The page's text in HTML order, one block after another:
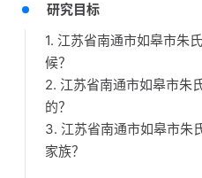
研究目标
1. 江苏省南通市如皋市朱
候？
2. 江苏省南通市如皋市朱
的？
3. 江苏省南通市如皋市朱
家族？